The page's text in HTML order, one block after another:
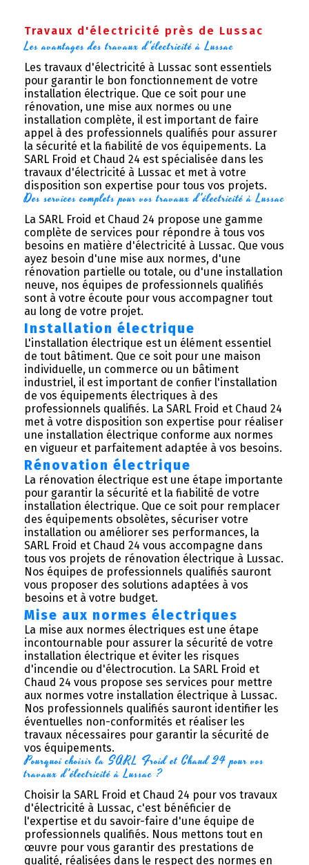
Travaux d'électricité près de Lussac
Les avantages des travaux d'électricité à Lussac
Les travaux d'électricité à Lussac sont essentiels
pour garantir le bon fonctionnement de votre
installation électrique. Que ce soit pour une
rénovation, une mise aux normes ou une
installation complète, il est important de faire
appel à des professionnels qualifiés pour assurer
la sécurité et la fiabilité de vos équipements. La
SARL Froid et Chaud 24 est spécialisée dans les
travaux d'électricité à Lussac et met à votre
disposition son expertise pour tous vos projets.
Des services complets pour vos travaux d'électricité à Lussac
La SARL Froid et Chaud 24 propose une gamme
complète de services pour répondre à tous vos
besoins en matière d'électricité à Lussac. Que vous
ayez besoin d'une mise aux normes, d'une
rénovation partielle ou totale, ou d'une installation
neuve, nos équipes de professionnels qualifiés
sont à votre écoute pour vous accompagner tout
au long de votre projet.
Installation électrique
L'installation électrique est un élément essentiel
de tout bâtiment. Que ce soit pour une maison
individuelle, un commerce ou un bâtiment
industriel, il est important de confier l'installation
de vos équipements électriques à des
professionnels qualifiés. La SARL Froid et Chaud 24
met à votre disposition son expertise pour réaliser
une installation électrique conforme aux normes
en vigueur et parfaitement adaptée à vos besoins.
Rénovation électrique
La rénovation électrique est une étape importante
pour garantir la sécurité et la fiabilité de votre
installation électrique. Que ce soit pour remplacer
des équipements obsolètes, sécuriser votre
installation ou améliorer ses performances, la
SARL Froid et Chaud 24 vous accompagne dans
tous vos projets de rénovation électrique à Lussac.
Nos équipes de professionnels qualifiés sauront
vous proposer des solutions adaptées à vos
besoins et à votre budget.
Mise aux normes électriques
La mise aux normes électriques est une étape
incontournable pour assurer la sécurité de votre
installation électrique et éviter les risques
d'incendie ou d'électrocution. La SARL Froid et
Chaud 24 vous propose ses services pour mettre
aux normes votre installation électrique à Lussac.
Nos professionnels qualifiés sauront identifier les
éventuelles non-conformités et réaliser les
travaux nécessaires pour garantir la sécurité de
vos équipements.
Pourquoi choisir la SARL Froid et Chaud 24 pour vos
travaux d'électricité à Lussac ?
Choisir la SARL Froid et Chaud 24 pour vos travaux
d'électricité à Lussac, c'est bénéficier de
l'expertise et du savoir-faire d'une équipe de
professionnels qualifiés. Nous mettons tout en
œuvre pour vous garantir des prestations de
qualité, réalisées dans le respect des normes en